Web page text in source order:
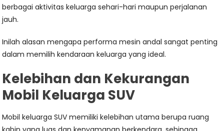
berbagai aktivitas keluarga sehari-hari maupun perjalanan
jauh.
Inilah alasan mengapa performa mesin andal sangat penting
dalam memilih kendaraan keluarga yang ideal.
Kelebihan dan Kekurangan
Mobil Keluarga SUV
Mobil keluarga SUV memiliki kelebihan utama berupa ruang